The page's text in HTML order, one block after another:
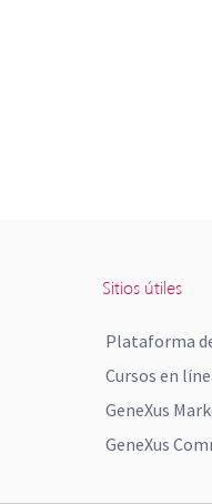
Sitios útiles
Plataforma
Cursos en
GeneXus
GeneXus